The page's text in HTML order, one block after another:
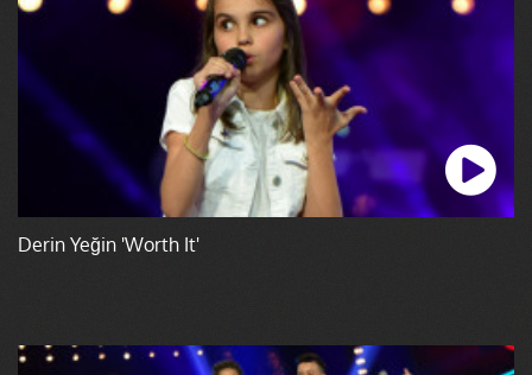
Derin Yeğin 'Worth It'